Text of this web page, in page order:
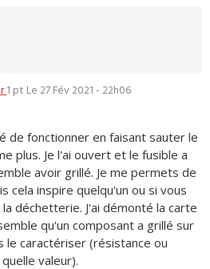
1 pt Le 27 Fév 2021 - 22h06
de fonctionner en faisant sauter le
plus. Je l'ai ouvert et le fusible a
avoir grillé. Je me permets de
cela inspire quelqu'un ou si vous
déchetterie. J'ai démonté la carte
qu'un composant a grillé sur
le caractériser (résistance ou
valeur).